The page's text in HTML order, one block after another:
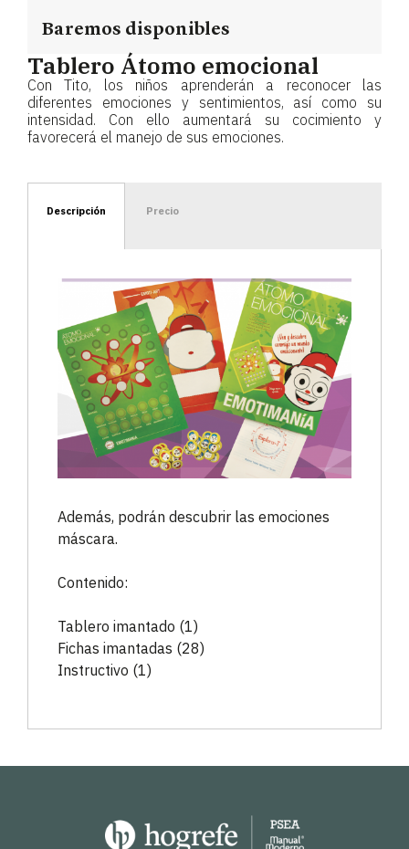
Baremos disponibles
Tablero Átomo emocional
Con Tito, los niños aprenderán a reconocer las
diferentes emociones y sentimientos, así como su
intensidad. Con ello aumentará su cocimiento y
favorecerá el manejo de sus emociones.
Descripción Precio
Además, podrán descubrir las emociones
máscara.
Contenido:
Tablero imantado (1)
Fichas imantadas (28)
Instructivo (1)